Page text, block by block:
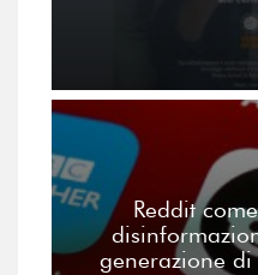
Reddit
generazione